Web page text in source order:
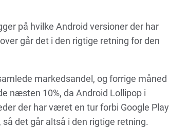
på hvilke Android versioner der har
går det i den rigtige retning for den
markedsandel, og forrige måned
næsten 10%, da Android Lollipop i
der har været en tur forbi Google Play
det går altså i den rigtige retning.